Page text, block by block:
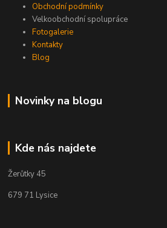
Obchodní podmínky
Velkoobchodní spolupráce
Fotogalerie
Kontakty
Blog
Novinky na blogu
Kde nás najdete
Žerůtky 45
679 71 Lysice